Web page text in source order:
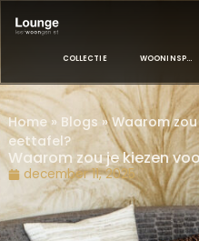
Home»Blogs»Waarom
eettafel?
Waarom zou je kiezen
december 11, 2025